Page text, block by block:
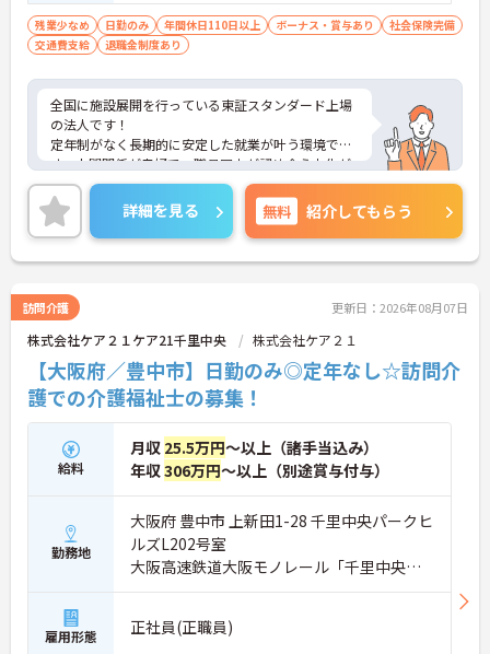
残業少なめ 日勤のみ 年間休日110日以上 ボーナス・賞与あり
社会保険完備
交通費支給
退職金制度あり
全国に施設展開を行っている東証スタンダード上場
の法人です！
定年制がなく長期的に安定した就業が叶う環境で
す。人間関係が良好で、職員同士が認め合う文化が
根付いています。
ご興味のある方には、面接対策ポイントなど、さら
に詳細をご案内しますのでお気軽にご相談くださ
い！
詳細を見る 無料 紹介してもらう
訪問介護 更新日：2026年08月07日
株式会社ケア２１ケア21千里中央 株式会社ケア２１
【大阪府／豊中市】日勤のみ◎定年なし☆訪問介
護での介護福祉士の募集！
給料
月収 25.5万円～以上（諸手当込み）
年収306万円～以上（別途賞与付与）
勤務地
大阪府 豊中市 上新田1-28 千里中央パークヒ
ルズL202号室
大阪高速鉄道大阪モノレール「千里中央
駅」徒歩11分
雇用形態 正社員(正職員)